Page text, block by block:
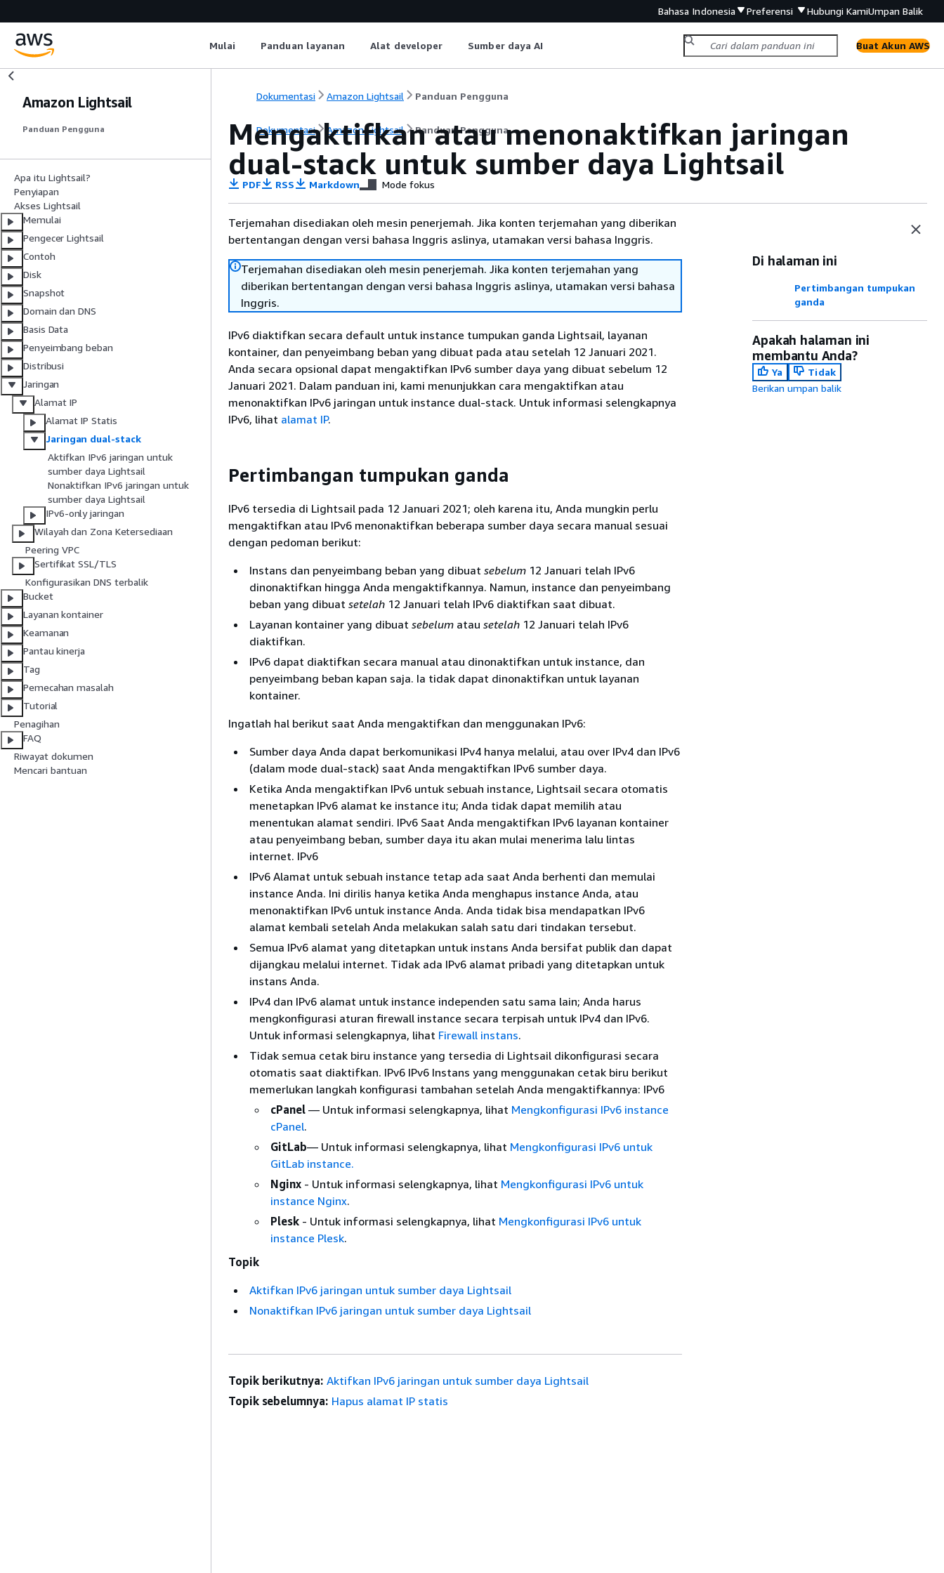
Bahasa Indonesia Preferensi Hubungi KamiUmpan Balik
Mulai Panduan layanan Alat developer Sumber daya AI Buat Akun AWS
Amazon Lightsail
Panduan Pengguna
Apa itu Lightsail?
Penyiapan
Akses Lightsail
Memulai
Pengecer Lightsail
Contoh
Disk
Snapshot
Domain dan DNS
Basis Data
Penyeimbang beban
Distribusi
Jaringan
Alamat IP
Alamat IP Statis
Jaringan dual-stack
Aktifkan IPv6 jaringan untuk
sumber daya Lightsail
Nonaktifkan IPv6 jaringan untuk
sumber daya Lightsail
IPv6-only jaringan
Wilayah dan Zona Ketersediaan
Peering VPC
Sertifikat SSL/TLS
Konfigurasikan DNS terbalik
Bucket
Layanan kontainer
Keamanan
Pantau kinerja
Tag
Pemecahan masalah
Tutorial
Penagihan
FAQ
Riwayat dokumen
Mencari bantuan
Dokumentasi Amazon Lightsail Panduan Pengguna
Dokumentasi Amazon Lightsail Panduan Pengguna
Mengaktifkan atau menonaktifkan jaringan
dual-stack untuk sumber daya Lightsail
PDF RSS Markdown Mode fokus
Terjemahan disediakan oleh mesin penerjemah. Jika konten terjemahan yang diberikan
bertentangan dengan versi bahasa Inggris aslinya, utamakan versi bahasa Inggris.
Terjemahan disediakan oleh mesin penerjemah. Jika konten terjemahan yang
diberikan bertentangan dengan versi bahasa Inggris aslinya, utamakan versi bahasa
Inggris.
IPv6 diaktifkan secara default untuk instance tumpukan ganda Lightsail, layanan
kontainer, dan penyeimbang beban yang dibuat pada atau setelah 12 Januari 2021.
Anda secara opsional dapat mengaktifkan IPv6 sumber daya yang dibuat sebelum 12
Januari 2021. Dalam panduan ini, kami menunjukkan cara mengaktifkan atau
menonaktifkan IPv6 jaringan untuk instance dual-stack. Untuk informasi selengkapnya
IPv6, lihat alamat IP.
Pertimbangan tumpukan ganda
IPv6 tersedia di Lightsail pada 12 Januari 2021; oleh karena itu, Anda mungkin perlu
mengaktifkan atau IPv6 menonaktifkan beberapa sumber daya secara manual sesuai
dengan pedoman berikut:
Instans dan penyeimbang beban yang dibuat sebelum 12 Januari telah IPv6
dinonaktifkan hingga Anda mengaktifkannya. Namun, instance dan penyeimbang
beban yang dibuat setelah 12 Januari telah IPv6 diaktifkan saat dibuat.
Layanan kontainer yang dibuat sebelum atau setelah 12 Januari telah IPv6
diaktifkan.
IPv6 dapat diaktifkan secara manual atau dinonaktifkan untuk instance, dan
penyeimbang beban kapan saja. Ia tidak dapat dinonaktifkan untuk layanan
kontainer.
Ingatlah hal berikut saat Anda mengaktifkan dan menggunakan IPv6:
Sumber daya Anda dapat berkomunikasi IPv4 hanya melalui, atau over IPv4 dan IPv6
(dalam mode dual-stack) saat Anda mengaktifkan IPv6 sumber daya.
Ketika Anda mengaktifkan IPv6 untuk sebuah instance, Lightsail secara otomatis
menetapkan IPv6 alamat ke instance itu; Anda tidak dapat memilih atau
menentukan alamat sendiri. IPv6 Saat Anda mengaktifkan IPv6 layanan kontainer
atau penyeimbang beban, sumber daya itu akan mulai menerima lalu lintas
internet. IPv6
IPv6 Alamat untuk sebuah instance tetap ada saat Anda berhenti dan memulai
instance Anda. Ini dirilis hanya ketika Anda menghapus instance Anda, atau
menonaktifkan IPv6 untuk instance Anda. Anda tidak bisa mendapatkan IPv6
alamat kembali setelah Anda melakukan salah satu dari tindakan tersebut.
Semua IPv6 alamat yang ditetapkan untuk instans Anda bersifat publik dan dapat
dijangkau melalui internet. Tidak ada IPv6 alamat pribadi yang ditetapkan untuk
instans Anda.
IPv4 dan IPv6 alamat untuk instance independen satu sama lain; Anda harus
mengkonfigurasi aturan firewall instance secara terpisah untuk IPv4 dan IPv6.
Untuk informasi selengkapnya, lihat Firewall instans.
Tidak semua cetak biru instance yang tersedia di Lightsail dikonfigurasi secara
otomatis saat diaktifkan. IPv6 IPv6 Instans yang menggunakan cetak biru berikut
memerlukan langkah konfigurasi tambahan setelah Anda mengaktifkannya: IPv6
cPanel — Untuk informasi selengkapnya, lihat Mengkonfigurasi IPv6 instance
cPanel.
GitLab— Untuk informasi selengkapnya, lihat Mengkonfigurasi IPv6 untuk
GitLab instance.
Nginx - Untuk informasi selengkapnya, lihat Mengkonfigurasi IPv6 untuk
instance Nginx.
Plesk - Untuk informasi selengkapnya, lihat Mengkonfigurasi IPv6 untuk
instance Plesk.
Topik
Aktifkan IPv6 jaringan untuk sumber daya Lightsail
Nonaktifkan IPv6 jaringan untuk sumber daya Lightsail
Di halaman ini
Pertimbangan tumpukan
ganda
Apakah halaman ini
membantu Anda?
Ya
Tidak
Berikan umpan balik
Topik berikutnya: Aktifkan IPv6 jaringan untuk sumber daya Lightsail
Topik sebelumnya: Hapus alamat IP statis